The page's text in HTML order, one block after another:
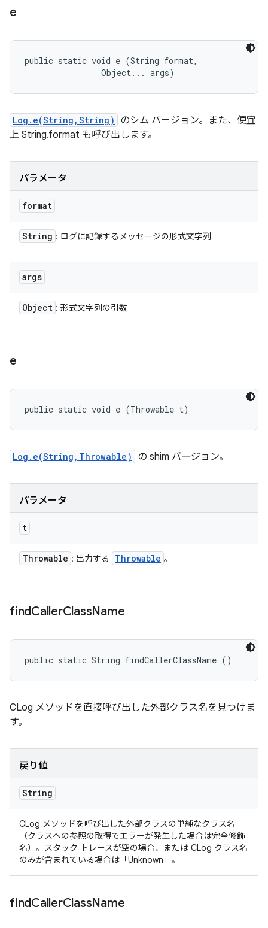
e
public static void e (String format,
                Object... args)
Log.e(String,String)
のシム バージョン。また、便宜
上 String.format も呼び出します。
パラメータ
format
String : ログに記録するメッセージの形式文字列
args
Object : 形式文字列の引数
e
public static void e (Throwable t)
Log.e(String,Throwable) の shim バージョン。
パラメータ
t
Throwable : 出力する Throwable 。
findCallerClassName
public static String findCallerClassName ()
CLog メソッドを直接呼び出した外部クラス名を見つけま
す。
戻り値
String
CLog メソッドを呼び出した外部クラスの単純なクラス名
（クラスへの参照の取得でエラーが発生した場合は完全修飾
名）。スタック トレースが空の場合、または CLog クラス名
のみが含まれている場合は「Unknown」。
findCallerClassName